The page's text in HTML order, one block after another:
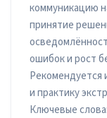
коммуникацию
принятие
ошибок и рост
Рекомендуется
и практику
Ключевые